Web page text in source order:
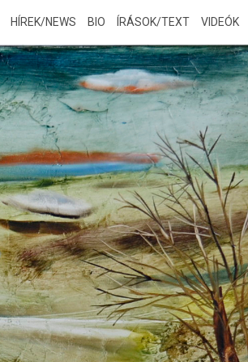
HÍREK/NEWS BIO ÍRÁSOK/TEXT VIDEÓK